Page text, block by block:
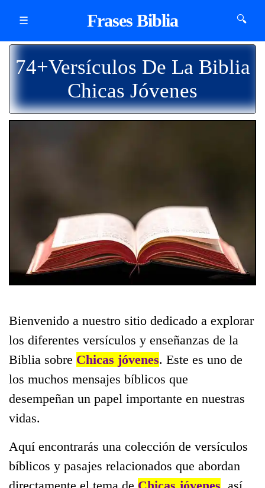
☰ Frases Biblia 🔍
74+Versículos De La Biblia
Chicas Jóvenes
Bienvenido a nuestro sitio dedicado a explorar
los diferentes versículos y enseñanzas de la
Biblia sobre Chicas jóvenes. Este es uno de
los muchos mensajes bíblicos que
desempeñan un papel importante en nuestras
vidas.
Aquí encontrarás una colección de versículos
bíblicos y pasajes relacionados que abordan